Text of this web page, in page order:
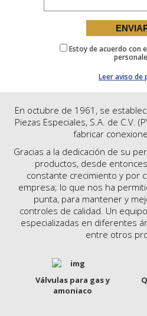
Estoy de acuerdo con
Leer aviso de
En octubre de 1961, se
Piezas Especiales, S.A. de C.V.
fabricar
Gracias a la dedicación de su
productos, desde
constante crecimiento y por
empresa; lo que nos ha
punta, para mantener y
controles de calidad. Un
especializadas en diferentes
entre otros
Válvulas para gas y
amoniaco